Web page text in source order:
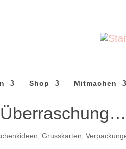
Shop Mitmachen
,Grusskarten ,